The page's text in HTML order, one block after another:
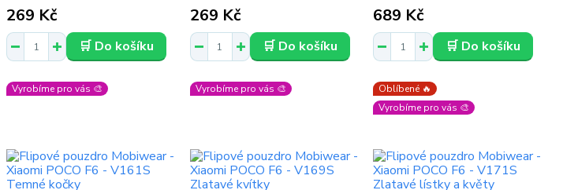
269 Kč
🛒 Do košíku
269 Kč
🛒 Do košíku
689 Kč
🛒 Do košíku
Vyrobíme pro vás 🎨 Vyrobíme pro vás 🎨
Oblíbené 🔥
Vyrobíme pro vás 🎨